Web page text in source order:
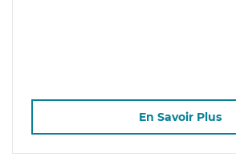
En Savoir Plus